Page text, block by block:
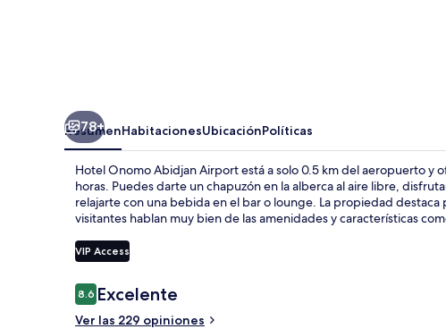
78+
ResumenHabitacionesUbicaciónPolíticas
Hotel Onomo Abidjan Airport está a solo 0.5 km del aeropuerto y
horas. Puedes darte un chapuzón en la alberca al aire libre,
relajarte con una bebida en el bar o lounge. La propiedad destaca
visitantes hablan muy bien de las amenidades y características
VIP Access
Opiniones
8.68.6 de 10,
Excelente
Ver las 229 opiniones